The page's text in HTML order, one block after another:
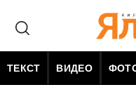
ТЕКСТ ВИДЕО